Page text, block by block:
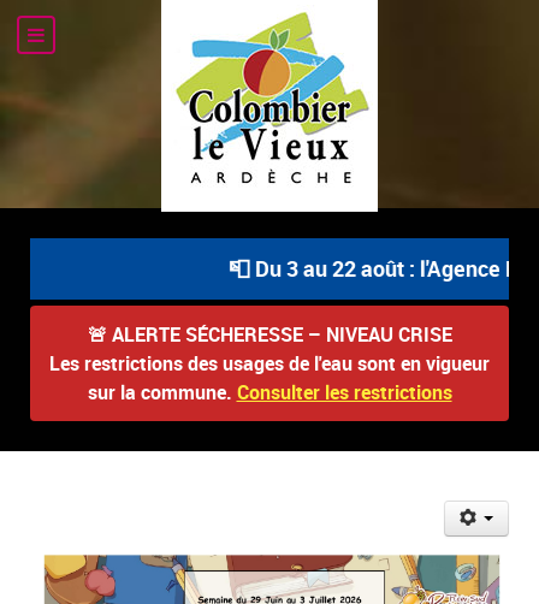
📮 Du 3 au 22 août : l'Agence
🚨 ALERTE SÉCHERESSE – NIVEAU CRISE
Les restrictions des usages de l'eau sont en vigueur
sur la commune. Consulter les restrictions